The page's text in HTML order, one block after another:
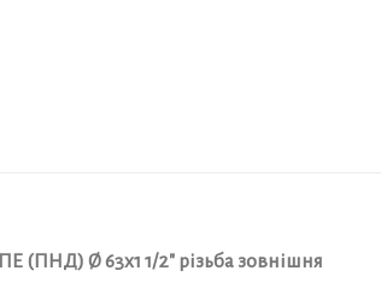
(ПНД) Ø 63х1 1/2″ різьба зовнішня